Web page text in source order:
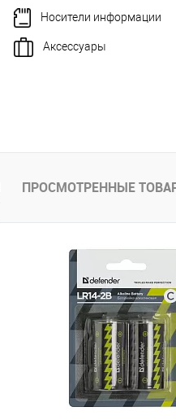
Носители информации
Аксессуары
ПРОСМОТРЕННЫЕ